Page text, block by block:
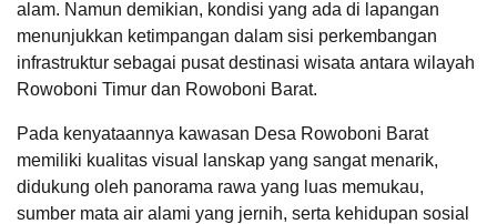
alam. Namun demikian, kondisi yang ada di lapangan
menunjukkan ketimpangan dalam sisi perkembangan
infrastruktur sebagai pusat destinasi wisata antara wilayah
Rowoboni Timur dan Rowoboni Barat.
Pada kenyataannya kawasan Desa Rowoboni Barat
memiliki kualitas visual lanskap yang sangat menarik,
didukung oleh panorama rawa yang luas memukau,
sumber mata air alami yang jernih, serta kehidupan sosial